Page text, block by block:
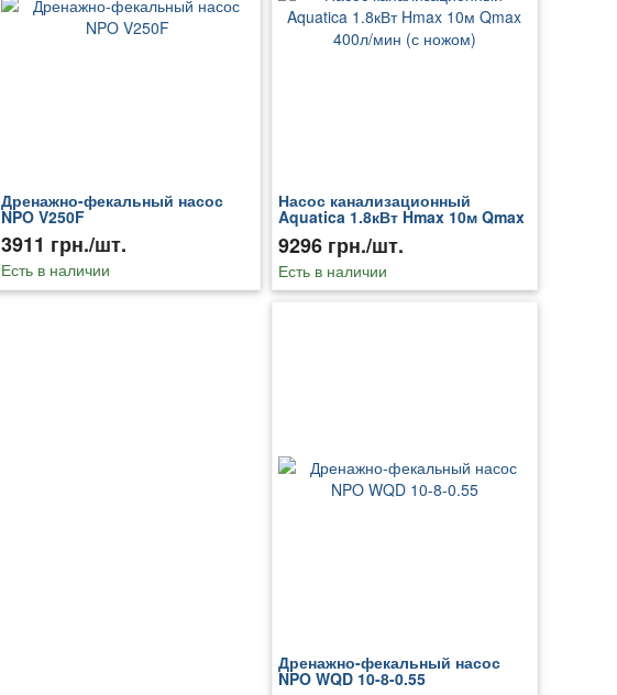
Дренажно-фекальный насос
NPO V250F
3911 грн./шт.
Есть в наличии
Насос канализационный
Aquatica 1.8кВт Hmax 10м Qmax
400л/мин (с ножом)
9296 грн./шт.
Есть в наличии
Дренажно-фекальный насос
NPO WQD 10-8-0.55